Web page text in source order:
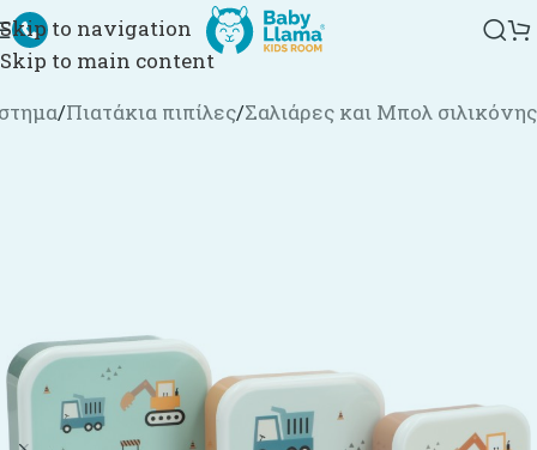
Skip to navigation
Skip to main content
/Πιατάκια πιπίλες/Σαλιάρες και Μπολ σιλικόνης